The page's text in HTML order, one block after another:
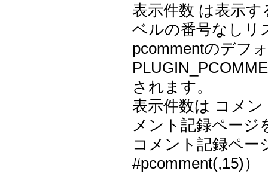
表示件数 は表示
ベルの番号なしリ
pcommentのデフ
されます。
表示件数は コメ
メント記録ページ
コメント記録ペー
#pcomment(,15)）